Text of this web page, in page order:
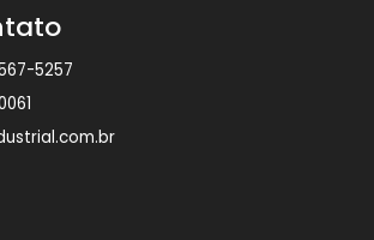
5257